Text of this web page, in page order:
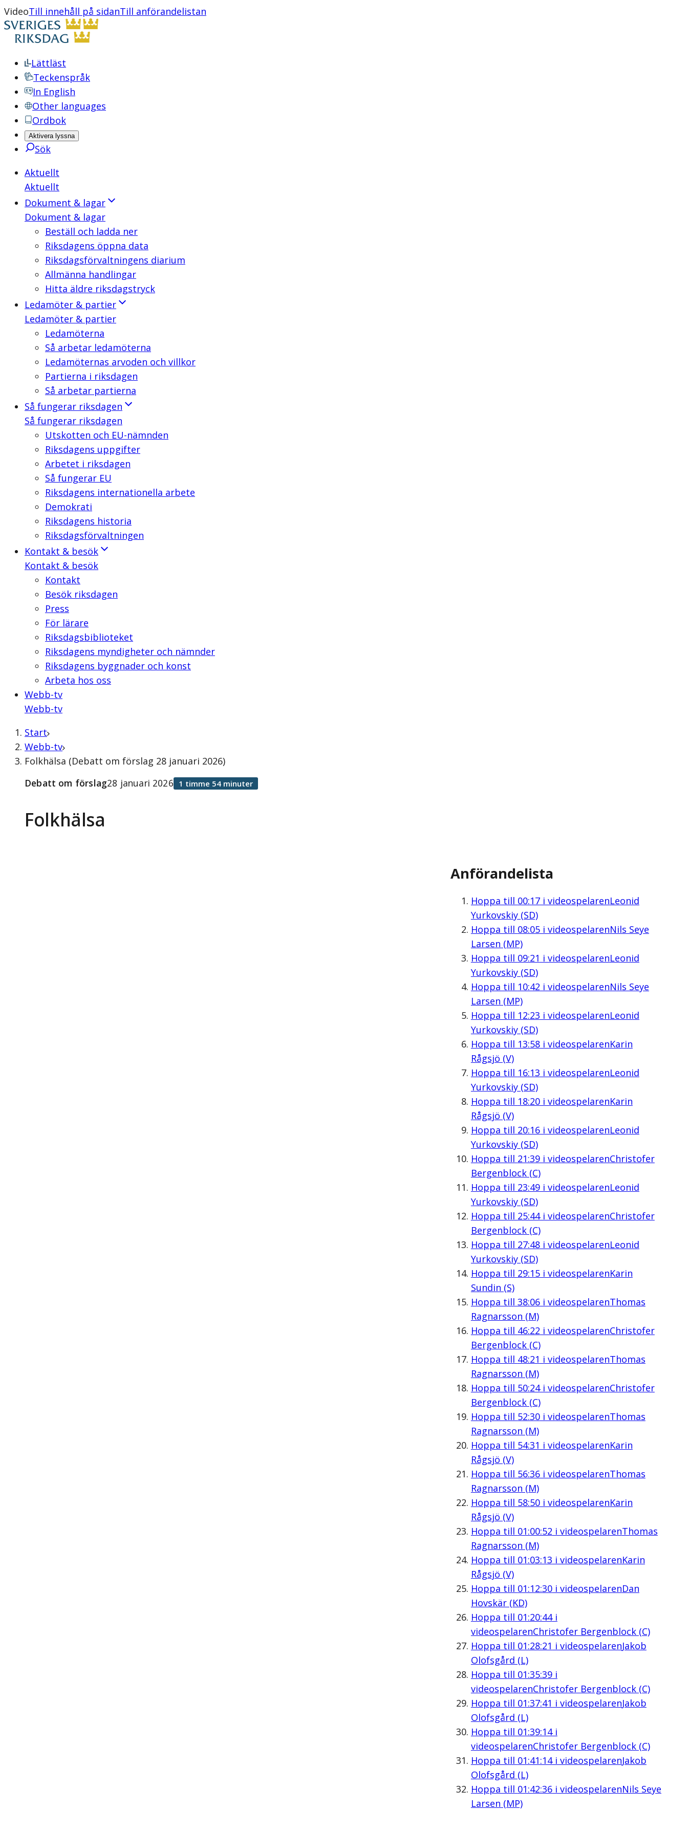
VideoTill innehåll på sidanTill anförandelistan
Lättläst
Teckenspråk
In English
Other languages
Ordbok
Aktivera lyssna
Sök
Aktuellt
Aktuellt
Dokument & lagar
Dokument & lagar
Beställ och ladda ner
Riksdagens öppna data
Riksdagsförvaltningens diarium
Allmänna handlingar
Hitta äldre riksdagstryck
Ledamöter & partier
Ledamöter & partier
Ledamöterna
Så arbetar ledamöterna
Ledamöternas arvoden och villkor
Partierna i riksdagen
Så arbetar partierna
Så fungerar riksdagen
Så fungerar riksdagen
Utskotten och EU-nämnden
Riksdagens uppgifter
Arbetet i riksdagen
Så fungerar EU
Riksdagens internationella arbete
Demokrati
Riksdagens historia
Riksdagsförvaltningen
Kontakt & besök
Kontakt & besök
Kontakt
Besök riksdagen
Press
För lärare
Riksdagsbiblioteket
Riksdagens myndigheter och nämnder
Riksdagens byggnader och konst
Arbeta hos oss
Webb-tv
Webb-tv
Start
Webb-tv
Folkhälsa (Debatt om förslag 28 januari 2026)
Folkhälsa
Debatt om förslag28 januari 2026 1 timme 54 minuter
Anförandelista
Hoppa till 00:17i videospelarenLeonid
Yurkovskiy (SD)
Hoppa till 08:05i videospelarenNils Seye
Larsen (MP)
Hoppa till 09:21 i videospelarenLeonid
Yurkovskiy (SD)
Hoppa till 10:42 i videospelarenNils Seye
Larsen (MP)
Hoppa till 12:23 i videospelarenLeonid
Yurkovskiy (SD)
Hoppa till 13:58i videospelarenKarin
Rågsjö (V)
Hoppa till 16:13 i videospelarenLeonid
Yurkovskiy (SD)
Hoppa till 18:20i videospelarenKarin
Rågsjö (V)
Hoppa till 20:16i videospelarenLeonid
Yurkovskiy (SD)
Hoppa till 21:39i videospelarenChristofer
Bergenblock (C)
Hoppa till 23:49i videospelarenLeonid
Yurkovskiy (SD)
Hoppa till 25:44i videospelarenChristofer
Bergenblock (C)
Hoppa till 27:48i videospelarenLeonid
Yurkovskiy (SD)
Hoppa till 29:15i videospelarenKarin
Sundin (S)
Hoppa till 38:06i videospelarenThomas
Ragnarsson (M)
Hoppa till 46:22 i videospelarenChristofer
Bergenblock (C)
Hoppa till 48:21 i videospelarenThomas
Ragnarsson (M)
Hoppa till 50:24i videospelarenChristofer
Bergenblock (C)
Hoppa till 52:30i videospelarenThomas
Ragnarsson (M)
Hoppa till 54:31 i videospelarenKarin
Rågsjö (V)
Hoppa till 56:36i videospelarenThomas
Ragnarsson (M)
Hoppa till 58:50i videospelarenKarin
Rågsjö (V)
Hoppa till 01:00:52 i videospelarenThomas
Ragnarsson (M)
Hoppa till 01:03:13 i videospelarenKarin
Rågsjö (V)
Hoppa till 01:12:30i videospelarenDan
Hovskär (KD)
Hoppa till 01:20:44i
videospelarenChristofer Bergenblock (C)
Hoppa till 01:28:21 i videospelarenJakob
Olofsgård (L)
Hoppa till 01:35:39i
videospelarenChristofer Bergenblock (C)
Hoppa till 01:37:41 i videospelarenJakob
Olofsgård (L)
Hoppa till 01:39:14i
videospelarenChristofer Bergenblock (C)
Hoppa till 01:41:14i videospelarenJakob
Olofsgård (L)
Hoppa till 01:42:36i videospelarenNils Seye
Larsen (MP)